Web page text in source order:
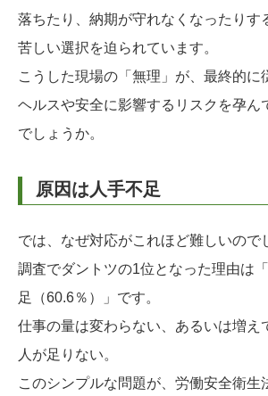
落ちたり、納期が守れなくなったりす
苦しい選択を迫られています。
こうした現場の「無理」が、最終的に
ヘルスや安全に影響するリスクを孕ん
でしょうか。
原因は人手不足
では、なぜ対応がこれほど難しいので
調査でダントツの1位となった理由は
足（60.6％）」です。
仕事の量は変わらない、あるいは増え
人が足りない。
このシンプルな問題が、労働安全衛生